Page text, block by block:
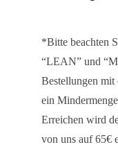
*Bitte beachten
“LEAN” und
Bestellungen mit
ein
Erreichen wird
von uns auf 65€